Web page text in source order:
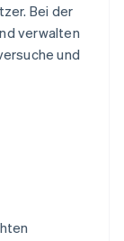
Bei der
verwalten
und